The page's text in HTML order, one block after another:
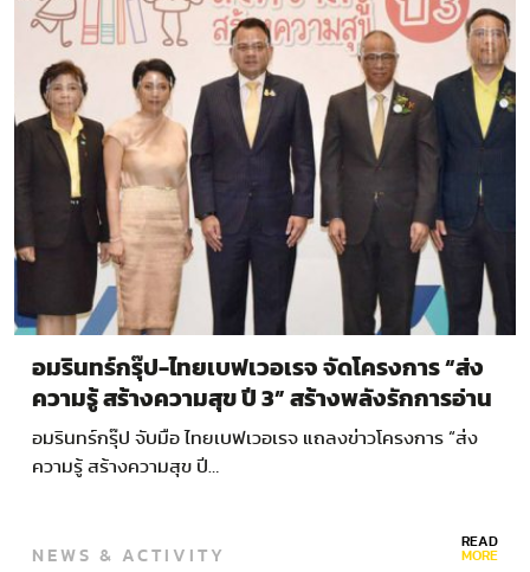
อมรินทร์กรุ๊ป-ไทยเบฟเวอเรจ จัดโครงการ “ส่ง
ความรู้ สร้างความสุข ปี 3” สร้างพลังรักการอ่าน
ให้เด็กไทย
อมรินทร์กรุ๊ป จับมือ ไทยเบฟเวอเรจ แถลงข่าวโครงการ “ส่ง
ความรู้ สร้างความสุข ปี…
NEWS & ACTIVITY READ
MORE